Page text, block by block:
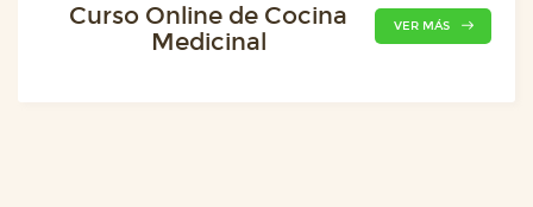
Curso Online de Cocina
Medicinal
VER MÁS